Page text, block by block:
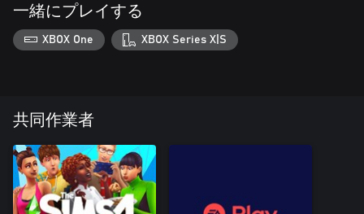
一緒にプレイする
XBOX One XBOX Series X|S
共同作業者